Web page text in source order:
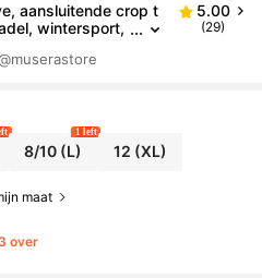
aansluitende crop t
wintersport,
5.00
(29)
8/10 (L)
1 left
12 (XL)
maat
over